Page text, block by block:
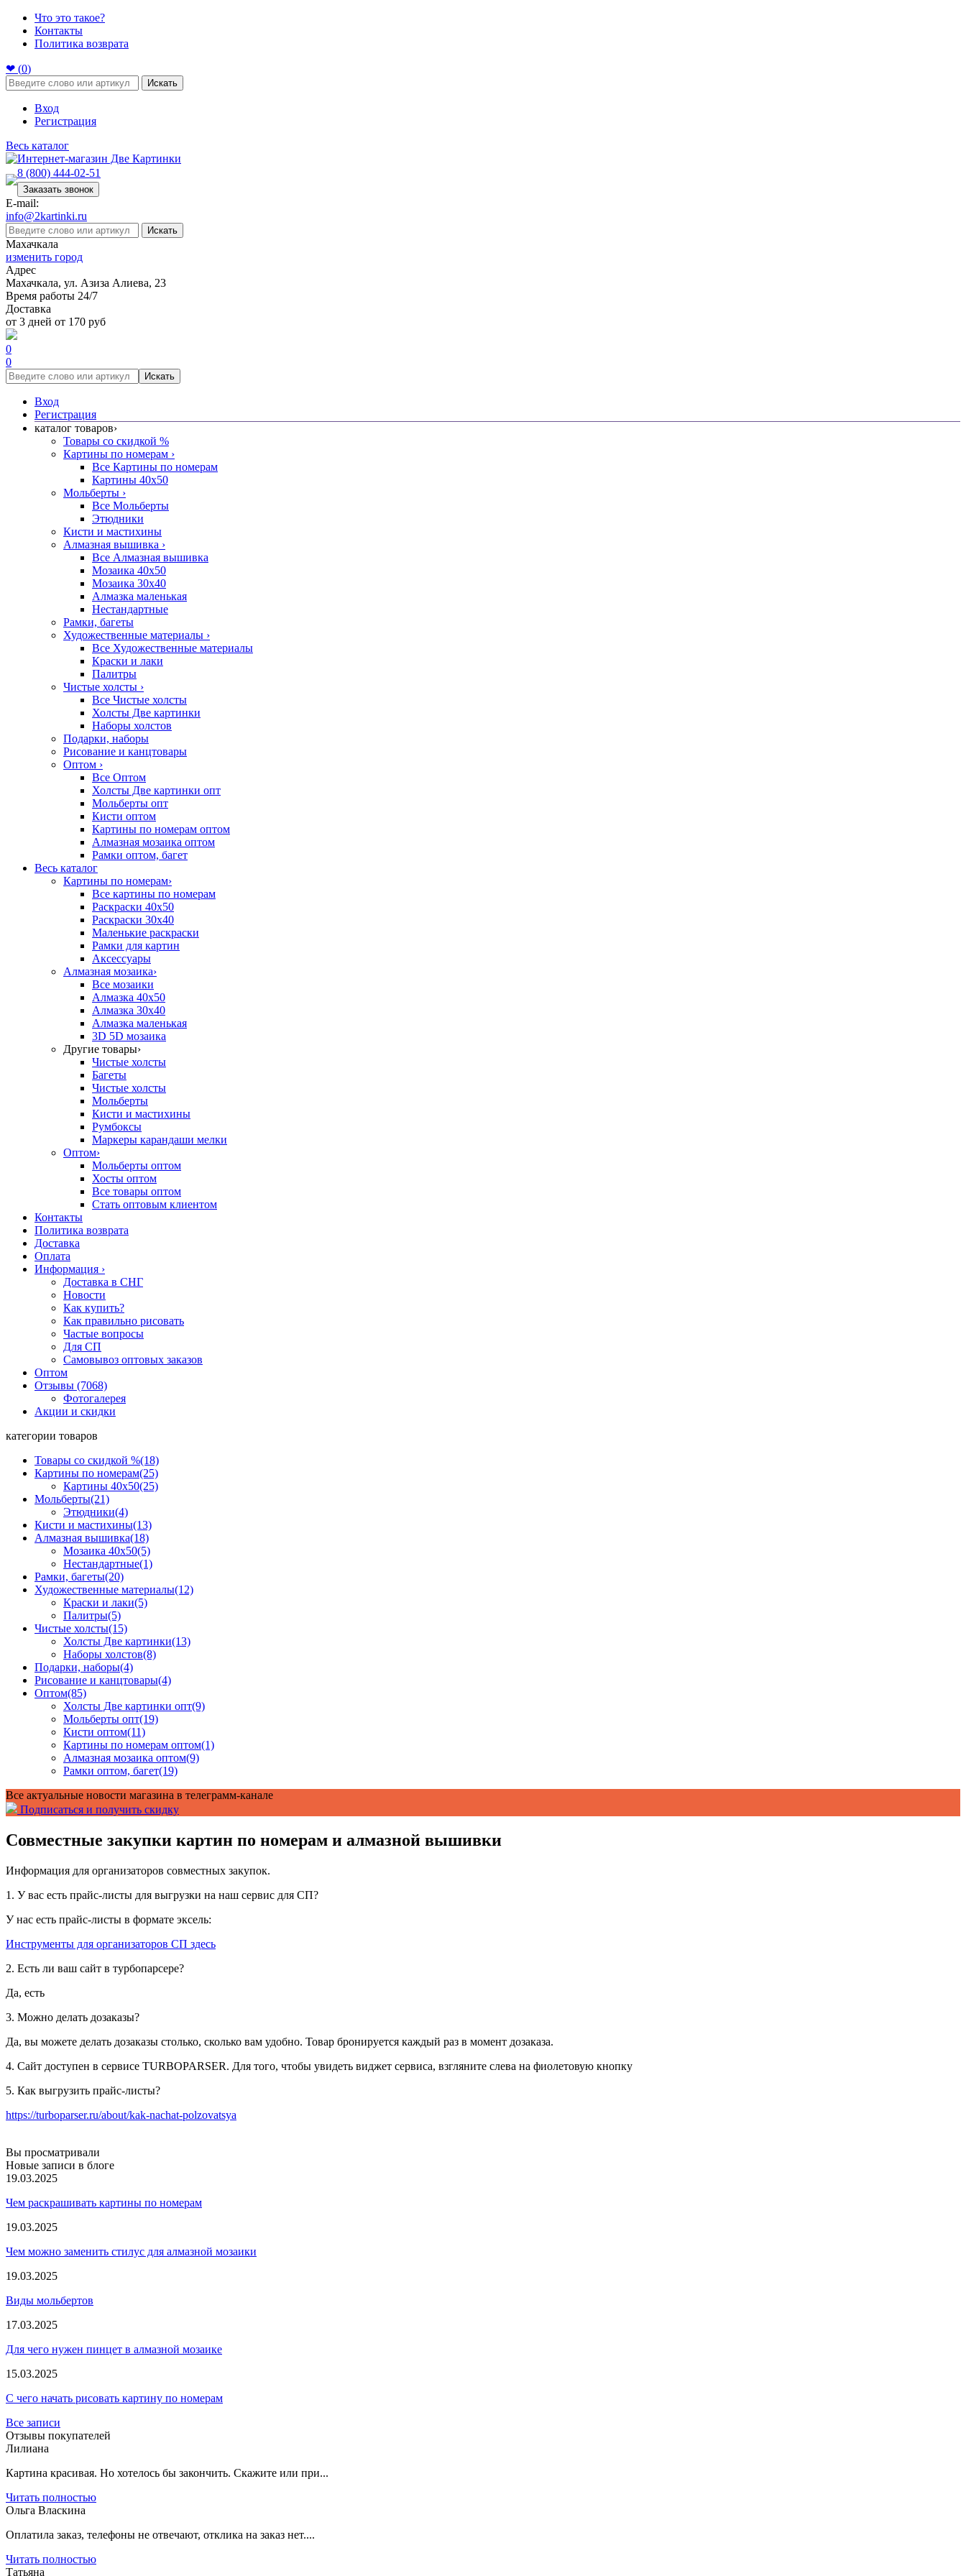
Что это такое?
Контакты
Политика возврата
❤ (0)
Искать
Вход
Регистрация
Весь каталог
8 (800) 444-02-51
Заказать звонок
E-mail:
info@2kartinki.ru
Искать
Махачкала
изменить город
Адрес
Махачкала, ул. Азиза Алиева, 23
Время работы 24/7
Доставка
от 3 дней от 170 руб
0
0
Искать
Вход
Регистрация
каталог товаров›
Товары со скидкой %
Картины по номерам ›
Все Картины по номерам
Картины 40x50
Мольберты ›
Все Мольберты
Этюдники
Кисти и мастихины
Алмазная вышивка ›
Все Алмазная вышивка
Мозаика 40x50
Мозаика 30x40
Алмазка маленькая
Нестандартные
Рамки, багеты
Художественные материалы ›
Все Художественные материалы
Краски и лаки
Палитры
Чистые холсты ›
Все Чистые холсты
Холсты Две картинки
Наборы холстов
Подарки, наборы
Рисование и канцтовары
Оптом ›
Все Оптом
Холсты Две картинки опт
Мольберты опт
Кисти оптом
Картины по номерам оптом
Алмазная мозаика оптом
Рамки оптом, багет
Весь каталог
Картины по номерам›
Все картины по номерам
Раскраски 40х50
Раскраски 30х40
Маленькие раскраски
Рамки для картин
Аксессуары
Алмазная мозаика›
Все мозаики
Алмазка 40х50
Алмазка 30х40
Алмазка маленькая
3D 5D мозаика
Другие товары›
Чистые холсты
Багеты
Чистые холсты
Мольберты
Кисти и мастихины
Румбоксы
Маркеры карандаши мелки
Оптом›
Мольберты оптом
Хосты оптом
Все товары оптом
Стать оптовым клиентом
Контакты
Политика возврата
Доставка
Оплата
Информация ›
Доставка в СНГ
Новости
Как купить?
Как правильно рисовать
Частые вопросы
Для СП
Самовывоз оптовых заказов
Оптом
Отзывы (7068)
Фотогалерея
Акции и скидки
категории товаров
Товары со скидкой %(18)
Картины по номерам(25)
Картины 40x50(25)
Мольберты(21)
Этюдники(4)
Кисти и мастихины(13)
Алмазная вышивка(18)
Мозаика 40x50(5)
Нестандартные(1)
Рамки, багеты(20)
Художественные материалы(12)
Краски и лаки(5)
Палитры(5)
Чистые холсты(15)
Холсты Две картинки(13)
Наборы холстов(8)
Подарки, наборы(4)
Рисование и канцтовары(4)
Оптом(85)
Холсты Две картинки опт(9)
Мольберты опт(19)
Кисти оптом(11)
Картины по номерам оптом(1)
Алмазная мозаика оптом(9)
Рамки оптом, багет(19)
Все актуальные новости магазина в телеграмм-канале
Подписаться и получить скидку
Совместные закупки картин по номерам и алмазной вышивки
Информация для организаторов совместных закупок.
1. У вас есть прайс-листы для выгрузки на наш сервис для СП?
У нас есть прайс-листы в формате эксель:
Инструменты для организаторов СП здесь
2. Есть ли ваш сайт в турбопарсере?
Да, есть
3. Можно делать дозаказы?
Да, вы можете делать дозаказы столько, сколько вам удобно. Товар бронируется каждый раз в момент дозаказа.
4. Сайт доступен в сервисе TURBOPARSER. Для того, чтобы увидеть виджет сервиса, взгляните слева на фиолетовую кнопку
5. Как выгрузить прайс-листы?
https://turboparser.ru/about/kak-nachat-polzovatsya
Вы просматривали
Новые записи в блоге
19.03.2025
Чем раскрашивать картины по номерам
19.03.2025
Чем можно заменить стилус для алмазной мозаики
19.03.2025
Виды мольбертов
17.03.2025
Для чего нужен пинцет в алмазной мозаике
15.03.2025
С чего начать рисовать картину по номерам
Все записи
Отзывы покупателей
Лилиана
Картина красивая. Но хотелось бы закончить. Скажите или при...
Читать полностью
Ольга Власкина
Оплатила заказ, телефоны не отвечают, отклика на заказ нет....
Читать полностью
Татьяна